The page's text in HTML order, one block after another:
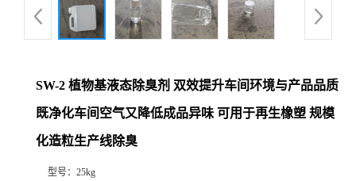
SW-2 植物基液态除臭剂 双效提升车间环境与产品品质
既净化车间空气又降低成品异味 可用于再生橡塑 规模
化造粒生产线除臭
型号： 25kg